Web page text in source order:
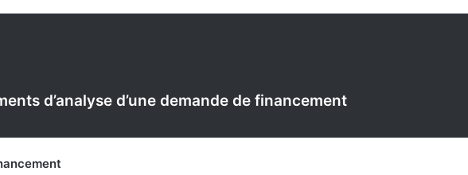
d’analyse d’une demande de financement